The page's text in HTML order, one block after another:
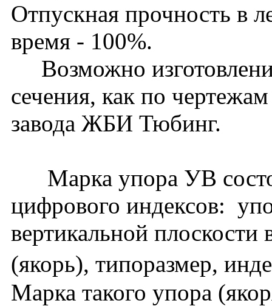
Отпускная прочность в
время - 100%.
Возможно
сечения, как по
завода ЖБИ Тюбинг.
Марка упора УВ
цифрового индексов:
вертикальной
(якорь), типоразмер,
Марка такого упора